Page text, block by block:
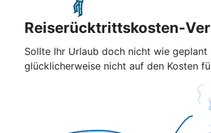
Reiserücktrittskosten-
Sollte Ihr Urlaub doch nicht wie
glücklicherweise nicht auf den Kosten